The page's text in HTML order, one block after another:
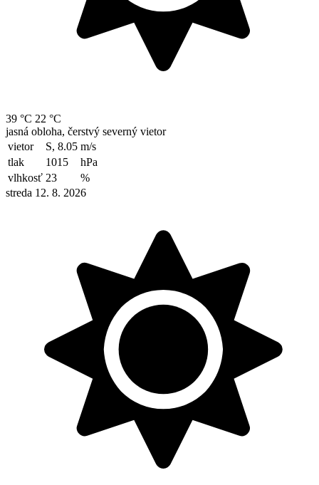
39 °C 22 °C
jasná obloha, čerstvý severný vietor
vietor
S, 8.05 m/s
tlak
1015
hPa
vlhkosť 23
%
streda 12. 8. 2026